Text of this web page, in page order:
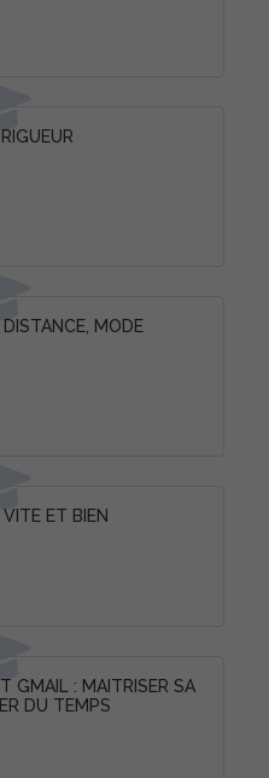
MODE
ET BIEN
GMAIL : MAITRISER SA
DU TEMPS